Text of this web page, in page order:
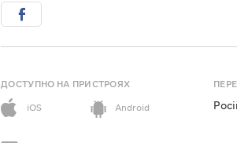
ДОСТУПНО НА ПРИСТРОЯХ
iOS
Android